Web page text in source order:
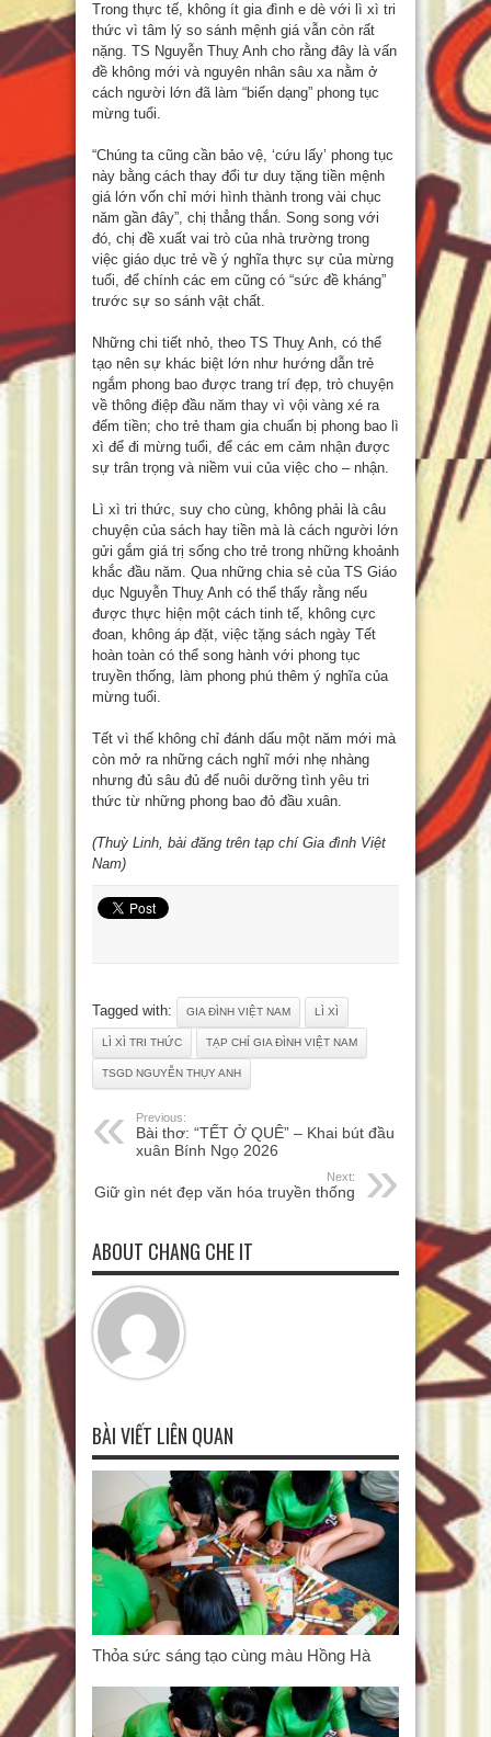
Trong thực tế, không ít gia đình e dè với lì xì tri
thức vì tâm lý so sánh mệnh giá vẫn còn rất
nặng. TS Nguyễn Thuỵ Anh cho rằng đây là vấn
đề không mới và nguyên nhân sâu xa nằm ở
cách người lớn đã làm “biến dạng” phong tục
mừng tuổi.
“Chúng ta cũng cần bảo vệ, ‘cứu lấy’ phong tục
này bằng cách thay đổi tư duy tặng tiền mệnh
giá lớn vốn chỉ mới hình thành trong vài chục
năm gần đây”, chị thẳng thắn. Song song với
đó, chị đề xuất vai trò của nhà trường trong
việc giáo dục trẻ về ý nghĩa thực sự của mừng
tuổi, để chính các em cũng có “sức đề kháng”
trước sự so sánh vật chất.
Những chi tiết nhỏ, theo TS Thuỵ Anh, có thể
tạo nên sự khác biệt lớn như hướng dẫn trẻ
ngắm phong bao được trang trí đẹp, trò chuyện
về thông điệp đầu năm thay vì vội vàng xé ra
đếm tiền; cho trẻ tham gia chuẩn bị phong bao lì
xì để đi mừng tuổi, để các em cảm nhận được
sự trân trọng và niềm vui của việc cho – nhận.
Lì xì tri thức, suy cho cùng, không phải là câu
chuyện của sách hay tiền mà là cách người lớn
gửi gắm giá trị sống cho trẻ trong những khoảnh
khắc đầu năm. Qua những chia sẻ của TS Giáo
dục Nguyễn Thuỵ Anh có thể thấy rằng nếu
được thực hiện một cách tinh tế, không cực
đoan, không áp đặt, việc tặng sách ngày Tết
hoàn toàn có thể song hành với phong tục
truyền thống, làm phong phú thêm ý nghĩa của
mừng tuổi.
Tết vì thế không chỉ đánh dấu một năm mới mà
còn mở ra những cách nghĩ mới nhẹ nhàng
nhưng đủ sâu đủ để nuôi dưỡng tình yêu tri
thức từ những phong bao đỏ đầu xuân.
(Thuỳ Linh, bài đăng trên tạp chí Gia đình Việt
Nam)
Tagged with: GIA ĐÌNH VIỆT NAM LÌ XÌ
LÌ XÌ TRI THỨC TẠP CHÍ GIA ĐÌNH VIỆT NAM
TSGD NGUYỄN THỤY ANH
Previous:
Bài thơ: “TẾT Ở QUÊ” – Khai bút đầu
xuân Bính Ngọ 2026
Next:
Giữ gìn nét đẹp văn hóa truyền thống
ABOUT CHANG CHE IT
BÀI VIẾT LIÊN QUAN
Thỏa sức sáng tạo cùng màu Hồng Hà